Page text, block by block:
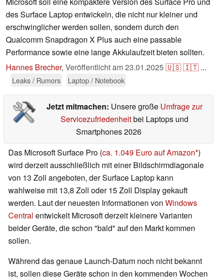
des Surface Laptop entwickeln, die nicht nur kleiner und
erschwinglicher werden sollen, sondern durch den
Qualcomm Snapdragon X Plus auch eine passable
Performance sowie eine lange Akkulaufzeit bieten sollten.
Hannes Brecher, Veröffentlicht am23.01.2025🇺🇸🇮🇹 ...
Leaks / Rumors Laptop / Notebook
Jetzt mitmachen: Unsere große Umfrage zur
Servicezufriedenheitbei Laptops und
Smartphones 2026
Das Microsoft Surface Pro (ca. 1.049 Euro auf Amazon )
wird derzeit ausschließlich mit einer Bildschirmdiagonale
von 13 Zoll angeboten, der Surface Laptop kann
wahlweise mit 13,8 Zoll oder 15 Zoll Display gekauft
werden. Laut der neuesten Informationen von Windows
Central entwickelt Microsoft derzeit kleinere Varianten
beider Geräte, die schon "bald" auf den Markt kommen
sollen.
Während das genaue Launch-Datum noch nicht bekannt
ist, sollen diese Geräte schon in den kommenden Wochen